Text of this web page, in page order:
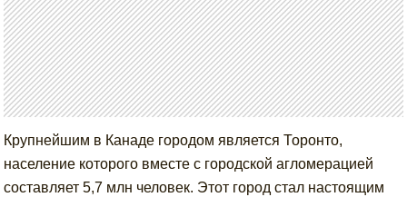
Крупнейшим в Канаде городом является Торонто,
население которого вместе с городской агломерацией
составляет 5,7 млн человек. Этот город стал настоящим